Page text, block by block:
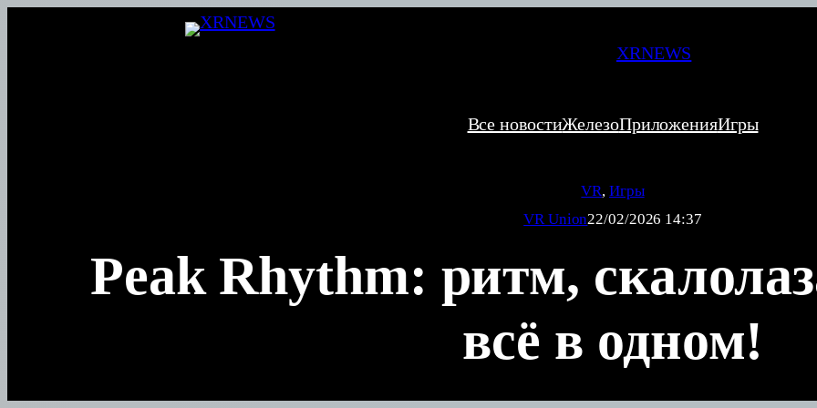
XRNEWS
Все новостиЖелезоПриложенияИгры
VR, Игры
VR Union22/02/2026 14:37
Peak Rhythm: ритм,
всё в одном!